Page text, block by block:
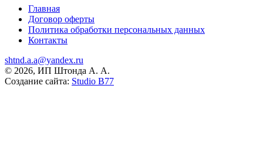
Главная
Договор оферты
Политика обработки персональных данных
Контакты
shtnd.a.a@yandex.ru
© 2026, ИП Штонда А. А.
Создание сайта: Studio B77